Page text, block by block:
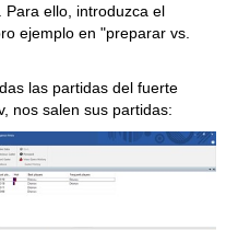
ello, introduzca el
ejemplo en "preparar vs.
las partidas del fuerte
nos salen sus partidas: